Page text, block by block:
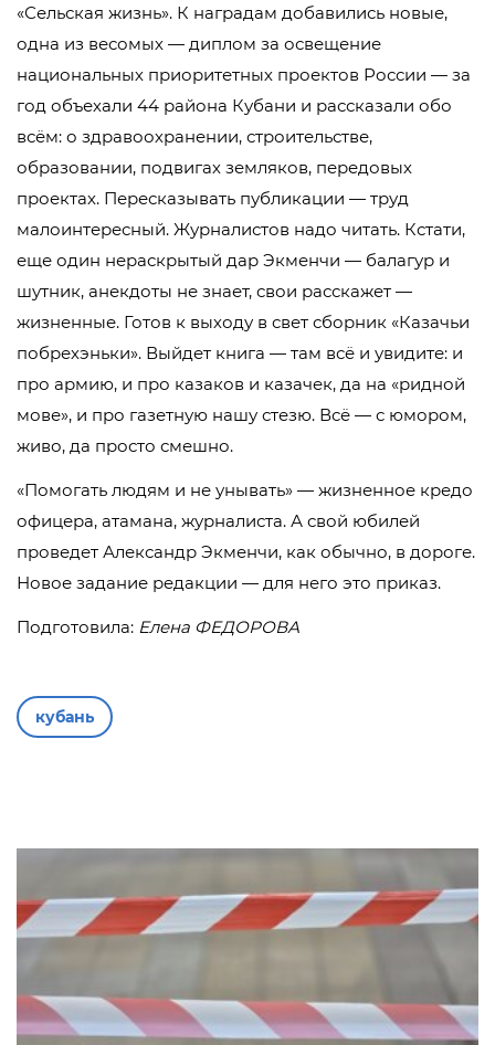
«Сельская жизнь». К наградам добавились новые,
одна из весомых — диплом за освещение
национальных приоритетных проектов России — за
год объехали 44 района Кубани и рассказали обо
всём: о здравоохранении, строительстве,
образовании, подвигах земляков, передовых
проектах. Пересказывать публикации — труд
малоинтересный. Журналистов надо читать. Кстати,
еще один нераскрытый дар Экменчи — балагур и
шутник, анекдоты не знает, свои расскажет —
жизненные. Готов к выходу в свет сборник «Казачьи
побрехэньки». Выйдет книга — там всё и увидите: и
про армию, и про казаков и казачек, да на «ридной
мове», и про газетную нашу стезю. Всё — с юмором,
живо, да просто смешно.
«Помогать людям и не унывать» — жизненное кредо
офицера, атамана, журналиста. А свой юбилей
проведет Александр Экменчи, как обычно, в дороге.
Новое задание редакции — для него это приказ.
Подготовила: Елена ФЕДОРОВА
кубань